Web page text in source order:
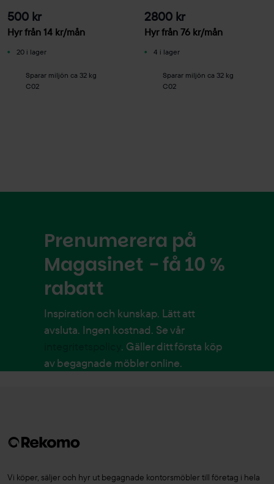
500 kr
Hyr från 14 kr/mån
20 i lager
Sparar miljön ca 32 kg
C02
2800 kr
Hyr från 76 kr/mån
4 i lager
Sparar miljön ca 32 kg
C02
Prenumerera på
Magasinet - få 10 %
rabatt
Inspiration och kunskap. Lätt att
avsluta. Ingen kostnad. Se vår
. Gäller ditt första köp
av begagnade möbler online.
Vi köper, säljer och hyr ut begagnade kontorsmöbler till företag i hela